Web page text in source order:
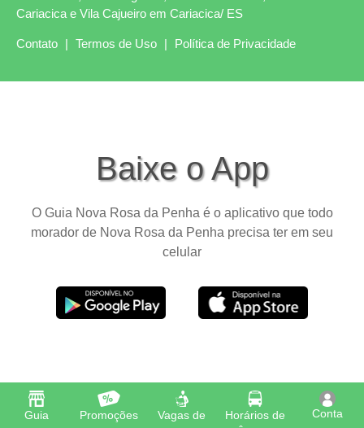
Guia
Promoções
Vagas de
Horários de
Conta
Cariacica e Vila Cajueiro em Cariacica/ ES
Contato | Termos de Uso | Política de Privacidade
Baixe o App
O Guia Nova Rosa da Penha é o aplicativo que todo
morador de Nova Rosa da Penha precisa ter em seu
celular